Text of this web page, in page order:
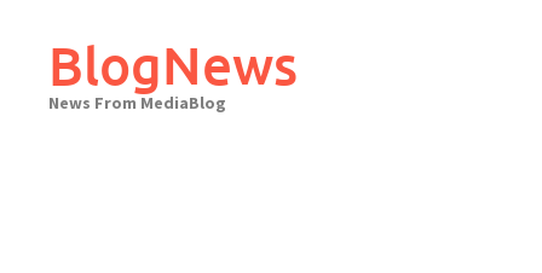
contentBlogNews
News From MediaBlog